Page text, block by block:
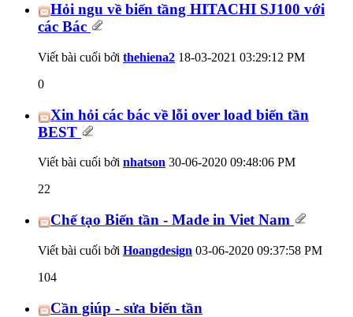
Hỏi ngu về biến tầng HITACHI SJ100 với
các Bác
Viết bài cuối bởi thehiena2 18-03-2021 03:29:12 PM
0
Xin hỏi các bác về lỗi over load biến tần
BEST
Viết bài cuối bởi nhatson 30-06-2020 09:48:06 PM
22
Chế tạo Biến tần - Made in Viet Nam
Viết bài cuối bởi Hoangdesign 03-06-2020 09:37:58 PM
104
Cần giúp - sửa biến tần